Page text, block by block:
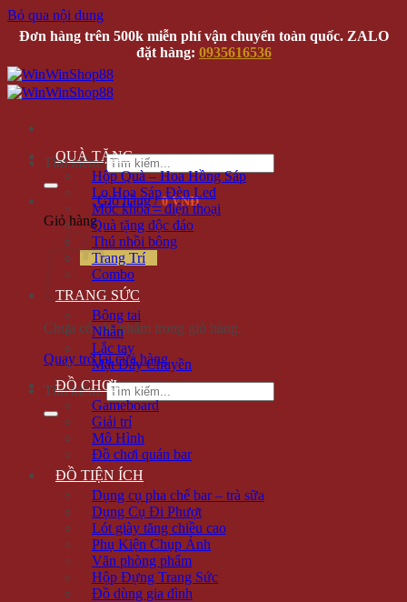
Bỏ qua nội dung
Đơn hàng trên 500k miễn phí vận chuyển toàn quốc. ZALO
đặt hàng: 0935616536
Tìm kiếm:
Giỏ hàng /0 VNĐ
Giỏ hàng
Chưa có sản phẩm trong giỏ hàng.
Quay trở lại cửa hàng
Tìm kiếm:
QUÀ TẶNG
Hộp Quà – Hoa Hồng Sáp
Lọ Hoa Sáp Đèn Led
Móc khóa – điện thoại
Quà tặng độc đáo
Thú nhồi bông
Trang Trí
Combo
TRANG SỨC
Bông tai
Nhẫn
Lắc tay
Mặt Dây Chuyền
ĐỒ CHƠI
Gameboard
Giải trí
Mô Hình
Đồ chơi quán bar
ĐỒ TIỆN ÍCH
Dụng cụ pha chế bar – trà sữa
Dụng Cụ Đi Phượt
Lót giày tăng chiều cao
Phụ Kiện Chụp Ảnh
Văn phòng phẩm
Hộp Đựng Trang Sức
Đồ dùng gia đình